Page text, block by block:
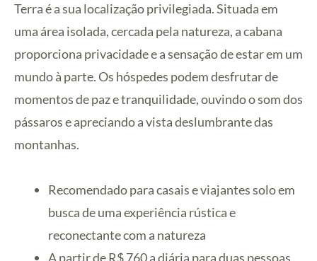
Terra é a sua localização privilegiada. Situada em
uma área isolada, cercada pela natureza, a cabana
proporciona privacidade e a sensação de estar em um
mundo à parte. Os hóspedes podem desfrutar de
momentos de paz e tranquilidade, ouvindo o som dos
pássaros e apreciando a vista deslumbrante das
montanhas.
Recomendado para casais e viajantes solo em
busca de uma experiência rústica e
reconectante com a natureza
A partir de R$ 760 a diária para duas pessoas